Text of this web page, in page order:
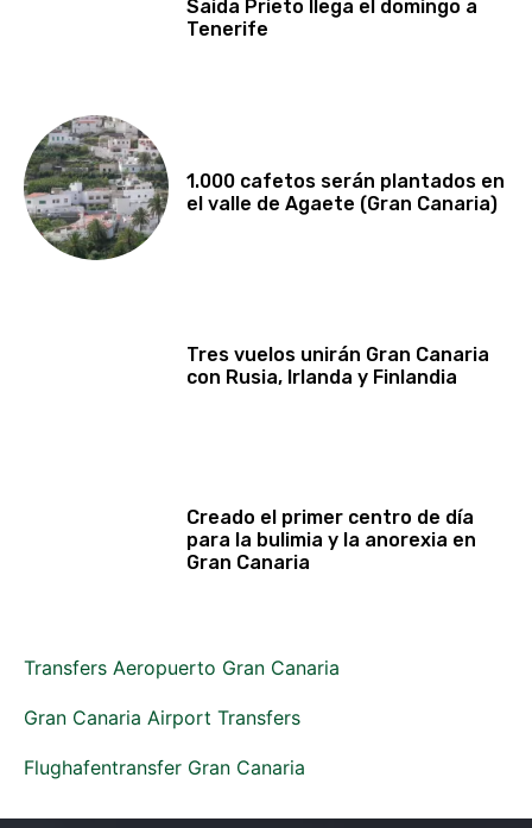
Saida Prieto llega el domingo a
Tenerife
1.000 cafetos serán plantados en
el valle de Agaete (Gran Canaria)
Tres vuelos unirán Gran Canaria
con Rusia, Irlanda y Finlandia
Creado el primer centro de día
para la bulimia y la anorexia en
Gran Canaria
Transfers Aeropuerto Gran Canaria
Gran Canaria Airport Transfers
Flughafentransfer Gran Canaria